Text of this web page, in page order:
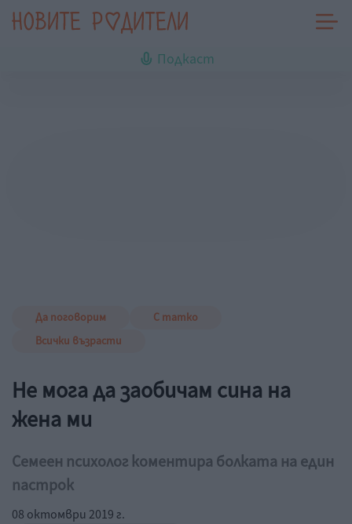
Подкаст
Да поговорим
С татко
Всички възрасти
Не мога да заобичам сина на
жена ми
Семеен психолог коментира болката на един
пастрок
08 октомври 2019 г.